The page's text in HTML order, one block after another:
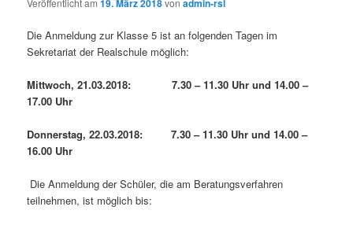
Die Anmeldung zur Klasse 5 ist an folgenden Tagen im
Sekretariat der Realschule möglich:
Mittwoch, 21.03.2018: 7.30 – 11.30 Uhr und 14.00 –
17.00 Uhr
Donnerstag, 22.03.2018: 7.30 – 11.30 Uhr und 14.00 –
16.00 Uhr
Die Anmeldung der Schüler, die am Beratungsverfahren
teilnehmen, ist möglich bis: